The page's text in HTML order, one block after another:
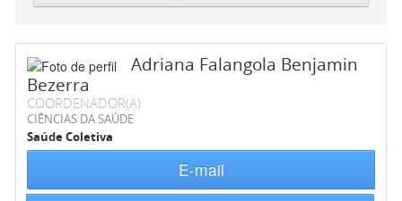
Adriana Falangola Benjamin
Bezerra
COORDENADOR(A)
CIÊNCIAS DA SAÚDE
Saúde Coletiva
E-mail